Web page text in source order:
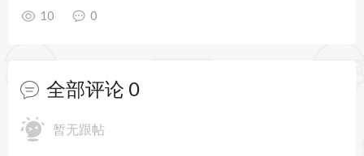
10 0
全部评论 0
暂无跟帖